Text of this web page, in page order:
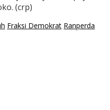
(crp)
Fraksi Demokrat Ranperda